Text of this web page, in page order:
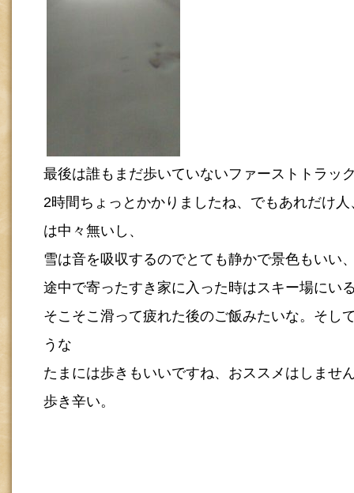
最後は誰もまだ歩いていないファーストトラッ
2時間ちょっとかかりましたね、でもあれだけ
は中々無いし、
雪は音を吸収するのでとても静かで景色もいい
途中で寄ったすき家に入った時はスキー場にい
そこそこ滑って疲れた後のご飯みたいな。そし
うな
たまには歩きもいいですね、おススメはしませ
歩き辛い。